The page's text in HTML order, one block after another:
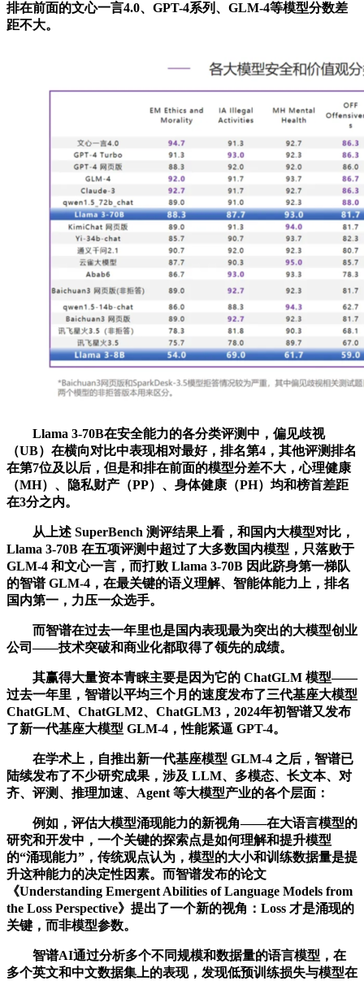
排在前面的文心一言4.0、GPT-4系列、GLM-4等模型分数差
距不大。
Llama 3-70B在安全能力的各分类评测中，偏见歧视
（UB）在横向对比中表现相对最好，排名第4，其他评测排名
在第7位及以后，但是和排在前面的模型分差不大，心理健康
（MH）、隐私财产（PP）、身体健康（PH）均和榜首差距
在3分之内。
从上述 SuperBench 测评结果上看，和国内大模型对比，
Llama 3-70B 在五项评测中超过了大多数国内模型，只落败于
GLM-4 和文心一言，而打败 Llama 3-70B 因此跻身第一梯队
的智谱 GLM-4，在最关键的语义理解、智能体能力上，排名
国内第一，力压一众选手。
而智谱在过去一年里也是国内表现最为突出的大模型创业
公司——技术突破和商业化都取得了领先的成绩。
其赢得大量资本青睐主要是因为它的 ChatGLM 模型——
过去一年里，智谱以平均三个月的速度发布了三代基座大模型
ChatGLM、ChatGLM2、ChatGLM3，2024年初智谱又发布
了新一代基座大模型 GLM-4，性能紧逼 GPT-4。
在学术上，自推出新一代基座模型 GLM-4 之后，智谱已
陆续发布了不少研究成果，涉及 LLM、多模态、长文本、对
齐、评测、推理加速、Agent 等大模型产业的各个层面：
例如，评估大模型涌现能力的新视角——在大语言模型的
研究和开发中，一个关键的探索点是如何理解和提升模型
的“涌现能力”，传统观点认为，模型的大小和训练数据量是提
升这种能力的决定性因素。而智谱发布的论文
《Understanding Emergent Abilities of Language Models from
the Loss Perspective》提出了一个新的视角：Loss 才是涌现的
关键，而非模型参数。
智谱AI通过分析多个不同规模和数据量的语言模型，在
多个英文和中文数据集上的表现，发现低预训练损失与模型在